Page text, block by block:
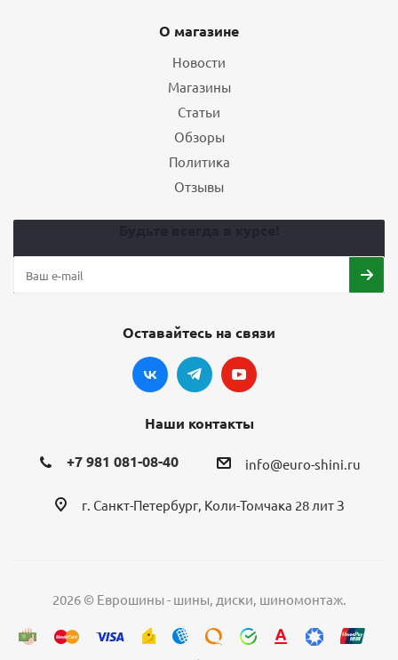
О магазине
Новости
Магазины
Статьи
Обзоры
Политика
Отзывы
Оставайтесь на связи
Наши контакты
+7 981 081-08-40 info@euro-shini.ru
г. Санкт-Петербург, Коли-Томчака 28 лит З
2026 © Еврошины - шины, диски, шиномонтаж.